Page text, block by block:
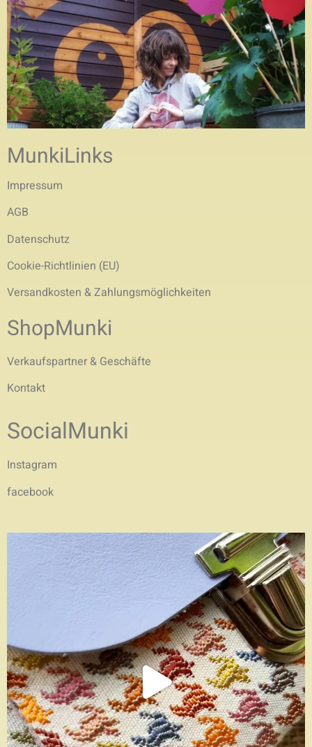
MunkiLinks
Impressum
AGB
Datenschutz
Cookie-Richtlinien (EU)
Versandkosten & Zahlungsmöglichkeiten
ShopMunki
Verkaufspartner & Geschäfte
Kontakt
SocialMunki
Instagram
facebook